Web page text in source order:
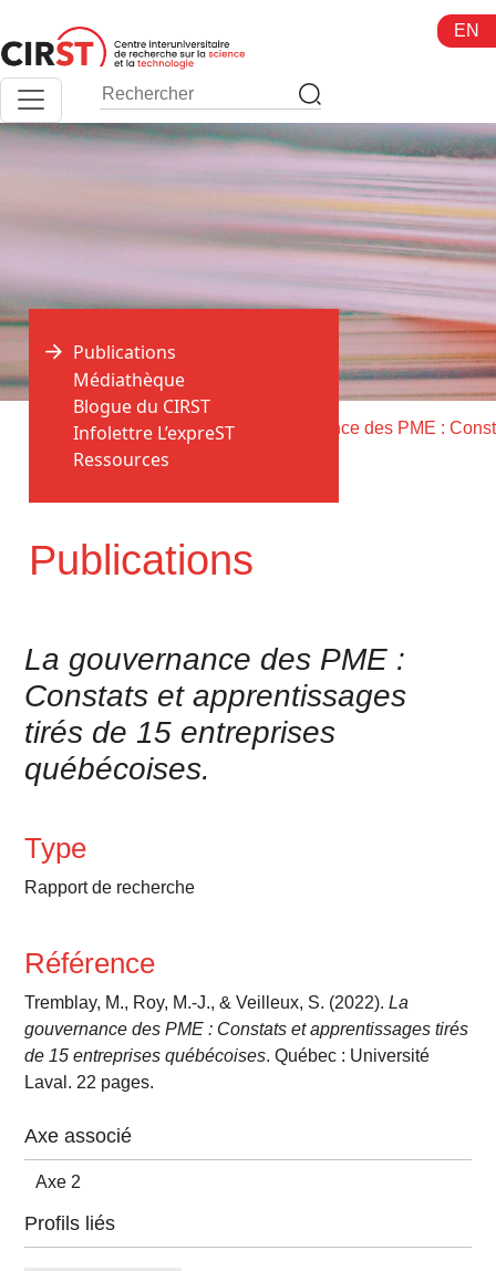
au
contenu
EN
Accueil > Publications >
Publications
Publications
Médiathèque
Blogue du CIRST
Infolettre L’expreST
Ressources
La gouvernance des PME :
Constats et apprentissages
tirés de 15 entreprises
québécoises.
Type
Rapport de recherche
Référence
Tremblay, M., Roy, M.-J., & Veilleux, S. (2022).La
gouvernance des PME : Constats et apprentissages tirés
de 15 entreprises québécoises. Québec : Université
Laval. 22 pages.
Axe associé
Axe 2
Profils liés